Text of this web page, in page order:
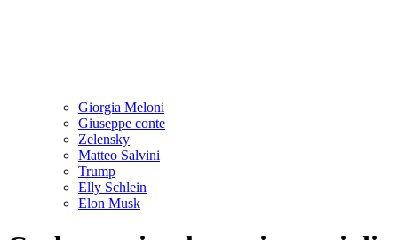
Giorgia Meloni
Giuseppe conte
Zelensky
Matteo Salvini
Trump
Elly Schlein
Elon Musk